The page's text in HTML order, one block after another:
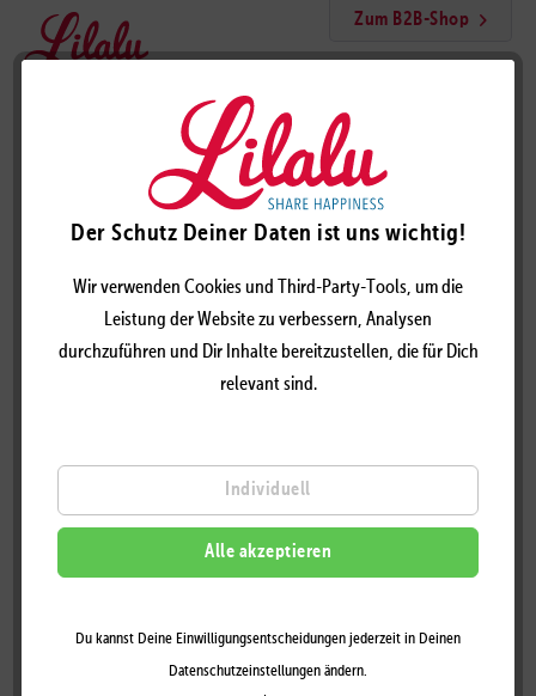
Zum B2B-Shop
Der Schutz Deiner Daten ist uns wichtig!
Wir verwenden Cookies und Third-Party-Tools, um die
Leistung der Website zu verbessern, Analysen
durchzuführen und Dir Inhalte bereitzustellen, die für Dich
relevant sind.
Individuell
Alle akzeptieren
Du kannst Deine Einwilligungsentscheidungen jederzeit in Deinen
Datenschutzeinstellungen ändern.
BIER ENTE - DESIGN BY LILALU
Auf die Wunschliste